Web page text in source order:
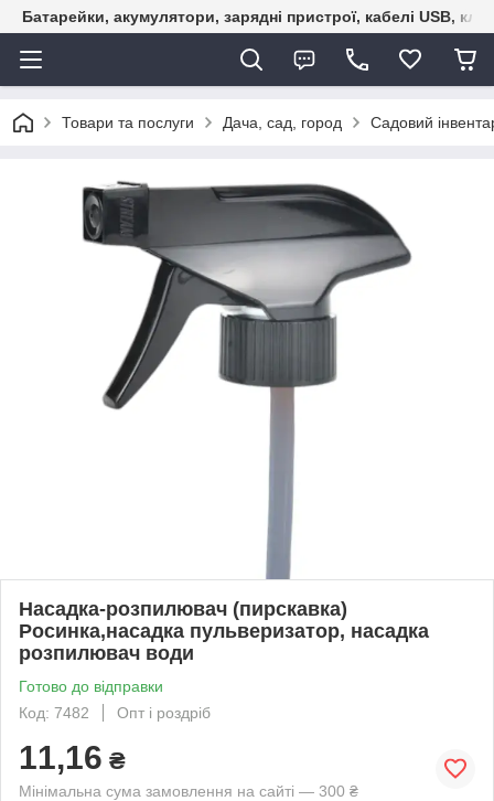
Батарейки, акумулятори, зарядні пристрої, кабелі USB,
Товари та послуги Дача, сад, город Садовий
Насадка-розпилювач (пирскавка)
Росинка,насадка пульверизатор, насадка
розпилювач води
Готово до відправки
Код: 7482
Опт і роздріб
11,16 ₴
Мінімальна сума замовлення на сайті — 300 ₴